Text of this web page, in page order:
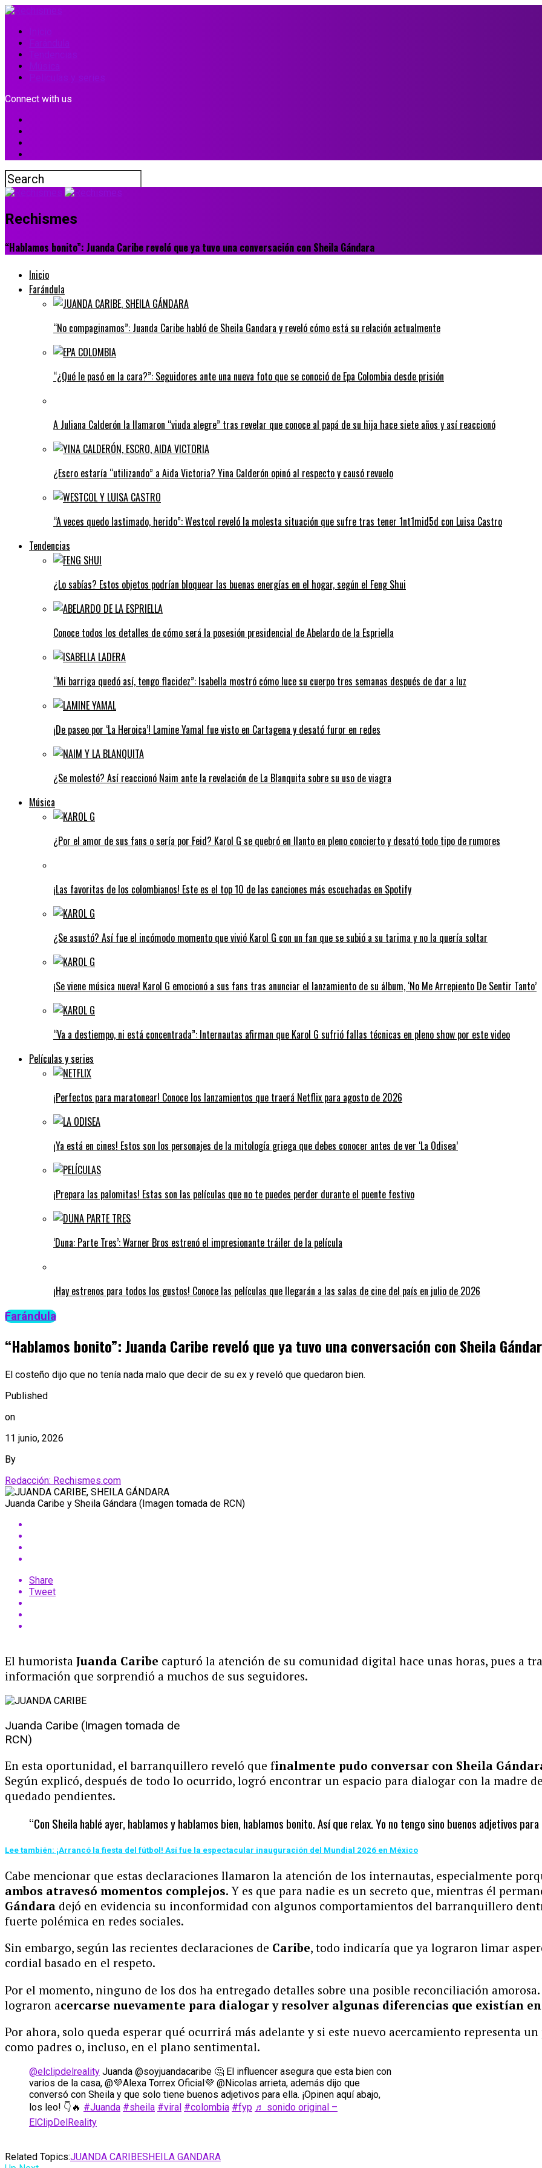
Connect with us
Rechismes
“Hablamos bonito”: Juanda Caribe reveló que ya tuvo una conversación con Sheila Gándara
Inicio
Farándula
“No compaginamos”: Juanda Caribe habló de Sheila Gandara y reveló cómo está su relación actualmente
“¿Qué le pasó en la cara?”: Seguidores ante una nueva foto que se conoció de Epa Colombia desde prisión
A Juliana Calderón la llamaron “viuda alegre” tras revelar que conoce al papá de su hija hace siete años y así reaccionó
¿Escro estaría “utilizando” a Aida Victoria? Yina Calderón opinó al respecto y causó revuelo
“A veces quedo lastimado, herido”: Westcol reveló la molesta situación que sufre tras tener 1nt1mid5d con Luisa Castro
Tendencias
¿Lo sabías? Estos objetos podrían bloquear las buenas energías en el hogar, según el Feng Shui
Conoce todos los detalles de cómo será la posesión presidencial de Abelardo de la Espriella
“Mi barriga quedó así, tengo flacidez”: Isabella mostró cómo luce su cuerpo tres semanas después de dar a luz
¡De paseo por ‘La Heroica’! Lamine Yamal fue visto en Cartagena y desató furor en redes
¿Se molestó? Así reaccionó Naim ante la revelación de La Blanquita sobre su uso de viagra
Música
¿Por el amor de sus fans o sería por Feid? Karol G se quebró en llanto en pleno concierto y desató todo tipo de rumores
¡Las favoritas de los colombianos! Este es el top 10 de las canciones más escuchadas en Spotify
¿Se asustó? Así fue el incómodo momento que vivió Karol G con un fan que se subió a su tarima y no la quería soltar
¡Se viene música nueva! Karol G emocionó a sus fans tras anunciar el lanzamiento de su álbum, ‘No Me Arrepiento De Sentir Tanto’
“Va a destiempo, ni está concentrada”: Internautas afirman que Karol G sufrió fallas técnicas en pleno show por este video
Películas y series
¡Perfectos para maratonear! Conoce los lanzamientos que traerá Netflix para agosto de 2026
¡Ya está en cines! Estos son los personajes de la mitología griega que debes conocer antes de ver ‘La Odisea’
¡Prepara las palomitas! Estas son las películas que no te puedes perder durante el puente festivo
‘Duna: Parte Tres’: Warner Bros estrenó el impresionante tráiler de la película
¡Hay estrenos para todos los gustos! Conoce las películas que llegarán a las salas de cine del país en julio de 2026
Farándula
“Hablamos bonito”: Juanda Caribe reveló que ya tuvo una conversación con Sheila
El costeño dijo que no tenía nada malo que decir de su ex y reveló que quedaron bien.
Published
on
11 junio, 2026
By
Redacción: Rechismes.com
Juanda Caribe y Sheila Gándara (Imagen tomada de RCN)
Share
Tweet
El humorista Juanda Caribe capturó la atención de su comunidad digital hace unas horas, pues a
información que sorprendió a muchos de sus seguidores.
Juanda Caribe (Imagen tomada de
RCN)
En esta oportunidad, el barranquillero reveló que finalmente pudo conversar con Sheila
Según explicó, después de todo lo ocurrido, logró encontrar un espacio para dialogar con la madre
quedado pendientes.
“Con Sheila hablé ayer, hablamos y hablamos bien, hablamos bonito. Así que relax. Yo no tengo sino buenos adjetivos
Lee también: ¡Arrancó la fiesta del fútbol! Así fue la espectacular inauguración del Mundial 2026 en México
Cabe mencionar que estas declaraciones llamaron la atención de los internautas, especialmente
ambos atravesó momentos complejos. Y es que para nadie es un secreto que, mientras él
Gándara dejó en evidencia su inconformidad con algunos comportamientos del barranquillero
fuerte polémica en redes sociales.
Sin embargo, según las recientes declaraciones de Caribe, todo indicaría que ya lograron limar
cordial basado en el respeto.
Por el momento, ninguno de los dos ha entregado detalles sobre una posible reconciliación
lograron acercarse nuevamente para dialogar y resolver algunas diferencias que existían
Por ahora, solo queda esperar qué ocurrirá más adelante y si este nuevo acercamiento representa
como padres o, incluso, en el plano sentimental.
@elclipdelreality Juanda @soyjuandacaribe 🤔 El influencer asegura que esta bien con
varios de la casa, @💜Alexa Torrex Oficial💜 @Nicolas arrieta, además dijo que
conversó con Sheila y que solo tiene buenos adjetivos para ella. ¡Opinen aquí abajo,
los leo! 👇🔥 #Juanda #sheila #viral #colombia #fyp ♬ sonido original –
ElClipDelReality
Related Topics:JUANDA CARIBESHEILA GANDARA